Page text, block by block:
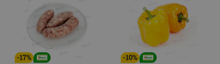
-17% -10%